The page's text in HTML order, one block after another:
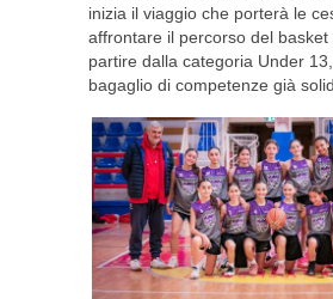
inizia il viaggio che porterà le
affrontare il percorso del basket
partire dalla categoria Under
bagaglio di competenze già